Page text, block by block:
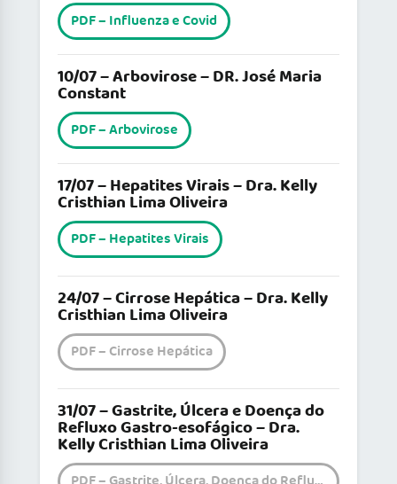
PDF – Influenza e Covid
10/07 – Arbovirose – DR. José Maria
Constant
PDF – Arbovirose
17/07 – Hepatites Virais – Dra. Kelly
Cristhian Lima Oliveira
PDF – Hepatites Virais
24/07 – Cirrose Hepática – Dra. Kelly
Cristhian Lima Oliveira
PDF – Cirrose Hepática
31/07 – Gastrite, Úlcera e Doença do
Refluxo Gastro-esofágico – Dra.
Kelly Cristhian Lima Oliveira